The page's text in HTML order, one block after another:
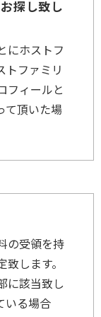
探し致し
にホストフ
トファミリ
フィールと
て頂いた場
の受領を持
します。
に該当致し
いる場合